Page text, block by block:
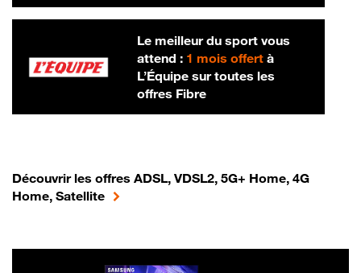
Le meilleur du sport vous
attend : 1 mois offertà
L’Équipe sur toutes les
offres Fibre
Découvrir les offres ADSL, VDSL2, 5G+ Home, 4G
Home, Satellite